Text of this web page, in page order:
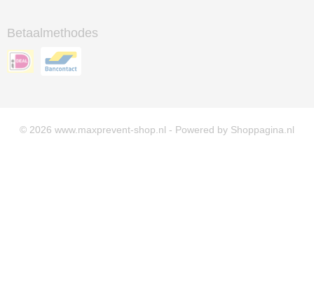
Betaalmethodes
© 2026 www.maxprevent-shop.nl - Powered by Shoppagina.nl